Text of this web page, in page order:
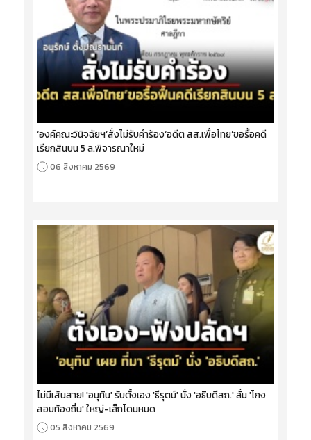
‘องค์คณะวินิจฉัยฯ’สั่งไม่รับคำร้อง‘อดีต สส.เพื่อไทย’ขอรื้อคดี
เรียกสินบน 5 ล.พิจารณาใหม่
06 สิงหาคม 2569
ไม่มีเส้นสาย! 'อนุทิน' รับตั้งเอง 'ธีรุตม์' นั่ง 'อธิบดีสถ.' ลั่น 'โกง
สอบท้องถิ่น' ใหญ่-เล็กโดนหมด
05 สิงหาคม 2569